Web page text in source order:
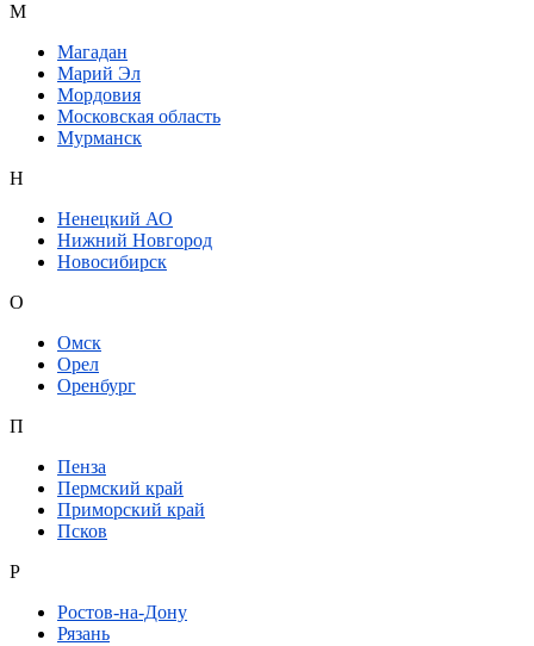
М
Магадан
Марий Эл
Мордовия
Московская область
Мурманск
Н
Ненецкий АО
Нижний Новгород
Новосибирск
О
Омск
Орел
Оренбург
П
Пенза
Пермский край
Приморский край
Псков
Р
Ростов-на-Дону
Рязань